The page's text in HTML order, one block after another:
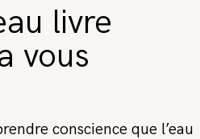
livre
vous
conscience que l’eau